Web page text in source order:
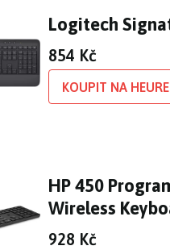
Logitech
854 Kč
KOUPIT NA
HP 450
Wireless
928 Kč